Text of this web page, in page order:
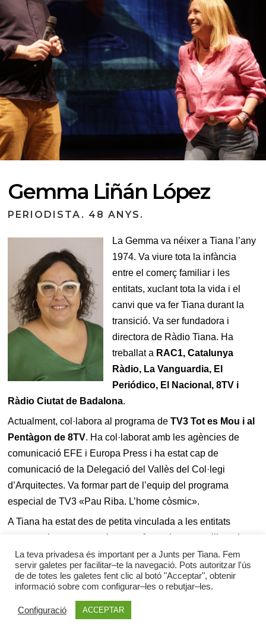
Gemma Liñán López
PERIODISTA. 48 ANYS.
La Gemma va néixer a Tiana l’any
1974. Va viure tota la infància
entre el comerç familiar i les
entitats, xuclant tota la vida i el
canvi que va fer Tiana durant la
transició. Va ser fundadora i
directora de Ràdio Tiana. Ha
treballat a RAC1, Catalunya
Ràdio, La Vanguardia, El
Periódico, El Nacional, 8TV i
Ràdio Ciutat de Badalona.
Actualment, col·labora al programa deTV3 Tot es Mou i al
Pentàgon de 8TV. Ha col·laborat amb les agències de
comunicació EFE i Europa Press i ha estat cap de
comunicació de la Delegació del Vallès del Col·legi
d’Arquitectes. Va formar part de l’equip del programa
especial de TV3 «Pau Riba. L’home còsmic».
A Tiana ha estat des de petita vinculada a les entitats
entenent-les com una eina transformadora per millorar i
treballar pel poble. Ha estat membre de les juntes de la
Societat Coral Joventut Tianenca i l’Agrupació Artística del
Casal. És fundadora de la plataforma Tiana Segle XXI, la
plataforma Km0 i de l’agrupació d’electors
de la que n’és la coordinadora. L’abril del 2022 va ser
La teva privadesa és important per a Junts per Tiana. Fem
servir galetes per facilitar–te la navegació. Pots autoritzar l'ús
de de totes les galetes fent clic al botó "Acceptar", obtenir
informació sobre com configurar–les o rebutjar–les.
Configuració ACCEPTAR